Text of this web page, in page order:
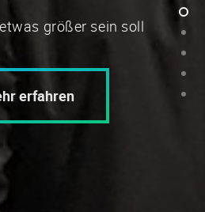
größer sein soll
erfahren